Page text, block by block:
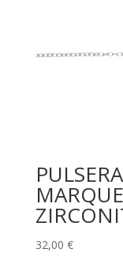
32,00 €